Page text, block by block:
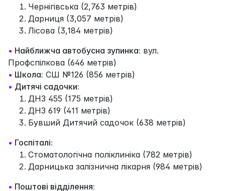
Чернігівська (2,763 метрів)
Дарниця (3,057 метрів)
Лісова (3,184 метрів)
• Найближча автобусна зупинка: вул.
Профспілкова (646 метрів)
• Школа: СШ №126 (856 метрів)
• Дитячі садочки:
ДНЗ 455 (175 метрів)
ДНЗ 619 (411 метрів)
Бувший Дитячий садочок (638 метрів)
• Госпіталі:
Стоматологічна поліклиніка (782 метрів)
Дарницька залізнична лікарня (984 метрів)
• Поштові відділення: